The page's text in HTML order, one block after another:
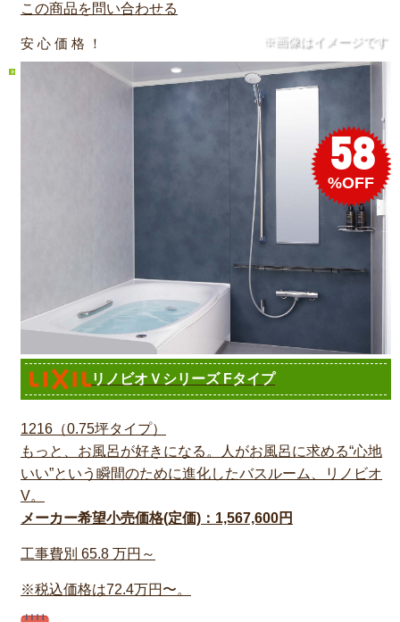
※画像はイメージです
この商品を問い合わせる
安 心 価 格 ！
58
%OFF
リノビオＶシリーズ Fタイプ
1216（0.75坪タイプ）
もっと、お風呂が好きになる。人がお風呂に求める“心地
いい”という瞬間のために進化したバスルーム、リノビオ
V。
メーカー希望小売価格(定価)：1,567,600円
工事費別 65.8 万円～
※税込価格は72.4万円〜。